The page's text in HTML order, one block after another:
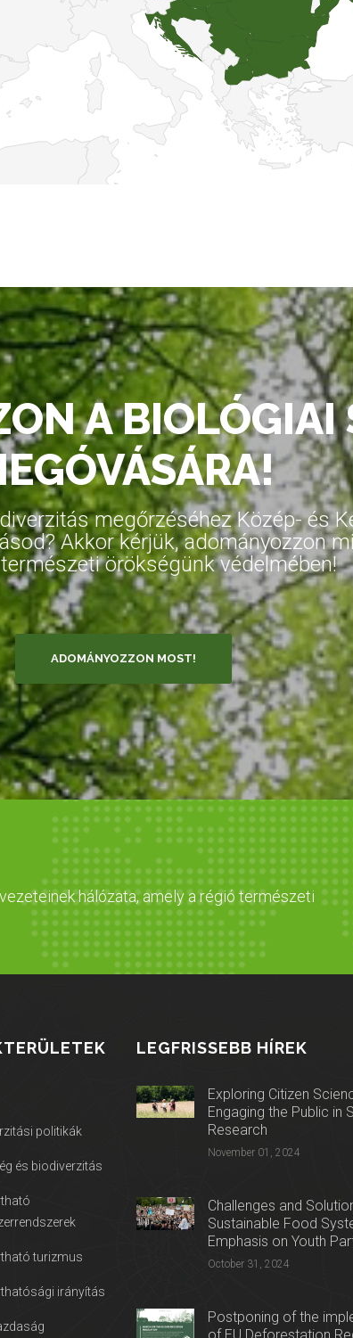
A BIOLÓGIAI
megőrzéséhez Közép- és
Akkor kérjük, adományozzon
örökségünk védelmében!
ADOMÁNYOZZON MOST!
hálózata, amely a régió természeti
politikák
és biodiverzitás
turizmus
irányítás
LEGFRISSEBB HÍREK
Exploring Citizen
Engaging the Public in
Research
November 01, 2024
Challenges and
Sustainable Food
Emphasis on Youth
October 31, 2024
Postponing of the